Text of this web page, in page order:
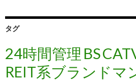
タグ
24時間管理 BS
REIT系ブランドマ